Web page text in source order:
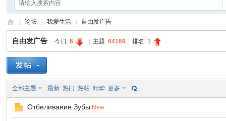
»
论坛
›
我爱生活 自由发广告
自由发广告 今日:6 主题:64169 排名:1
全部主题 最新 热门 热帖 精华 更多
Отбеливание Зубы New